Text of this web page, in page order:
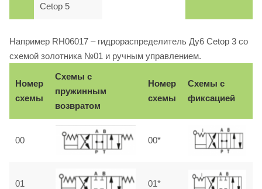
Cetop 5
Например RH06017 – гидрораспределитель Ду6 Cetop 3 со
схемой золотника №01 и ручным управлением.
Номер
схемы
Схемы с
пружинным
возвратом
Номер
схемы
Схемы с
фиксацией
00 00*
01 01*